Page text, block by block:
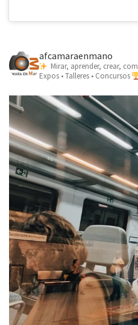
afcamaraenmano
Mirar, aprender, crear,
Expos • Talleres • Concursos